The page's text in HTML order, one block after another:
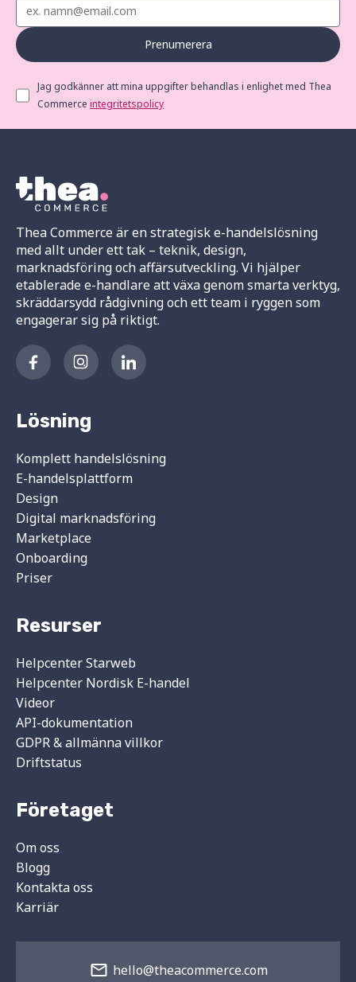
Prenumerera
Jag godkänner att mina uppgifter behandlas i enlighet med Thea
Commerceintegritetspolicy
Thea Commerce är en strategisk e-handelslösning
med allt under ett tak – teknik, design,
marknadsföring och affärsutveckling. Vi hjälper
etablerade e-handlare att växa genom smarta verktyg,
skräddarsydd rådgivning och ett team i ryggen som
engagerar sig på riktigt.
Lösning
Komplett handelslösning
E-handelsplattform
Design
Digital marknadsföring
Marketplace
Onboarding
Priser
Resurser
Helpcenter Starweb
Helpcenter Nordisk E-handel
Videor
API-dokumentation
GDPR & allmänna villkor
Driftstatus
Företaget
Om oss
Blogg
Kontakta oss
Karriär
hello@theacommerce.com